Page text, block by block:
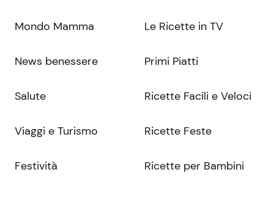
Mondo Mamma
News benessere
Salute
Viaggi e Turismo
Festività
Le Ricette in TV
Primi Piatti
Ricette Facili e Veloci
Ricette Feste
Ricette per Bambini